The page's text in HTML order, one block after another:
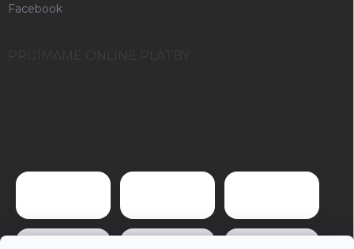
Facebook
PRIJÍMAME ONLINE PLATBY